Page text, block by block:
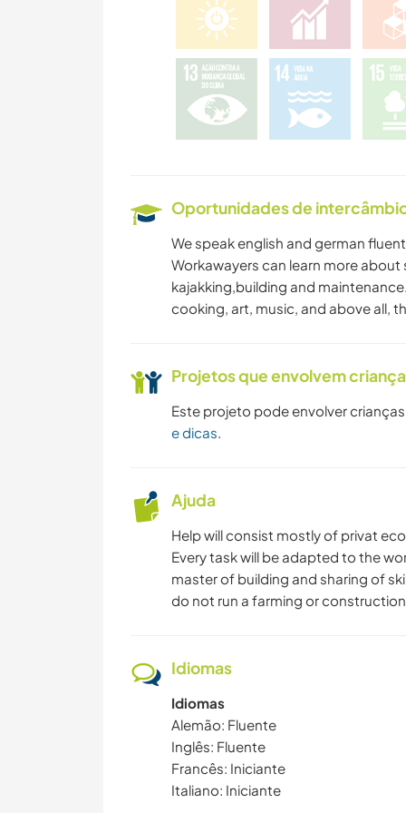
Oportunidades de
We speak english and german
Workawayers can learn more
kajakking,building and
cooking, art, music, and above all,
Projetos que envolvem
Este projeto pode envolver
e dicas.
Ajuda
Help will consist mostly of privat
Every task will be adapted to the
master of building and sharing of
do not run a farming or
Idiomas
Idiomas
Alemão: Fluente
Inglês: Fluente
Francês: Iniciante
Italiano: Iniciante